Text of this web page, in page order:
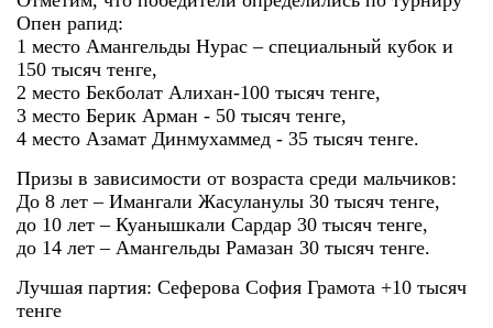
Опен рапид:
1 место Амангельды Нурас – специальный кубок и
150 тысяч тенге,
2 место Бекболат Алихан-100 тысяч тенге,
3 место Берик Арман - 50 тысяч тенге,
4 место Азамат Динмухаммед - 35 тысяч тенге.
Призы в зависимости от возраста среди мальчиков:
До 8 лет – Имангали Жасуланулы 30 тысяч тенге,
до 10 лет – Куанышкали Сардар 30 тысяч тенге,
до 14 лет – Амангельды Рамазан 30 тысяч тенге.
Лучшая партия: Сеферова София Грамота +10 тысяч
тенге